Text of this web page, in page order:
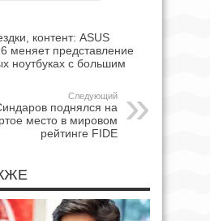
контент: ASUS
меняет представление
ноутбуках с большим
Следующий
поднялся на
место в мировом
рейтинге FIDE